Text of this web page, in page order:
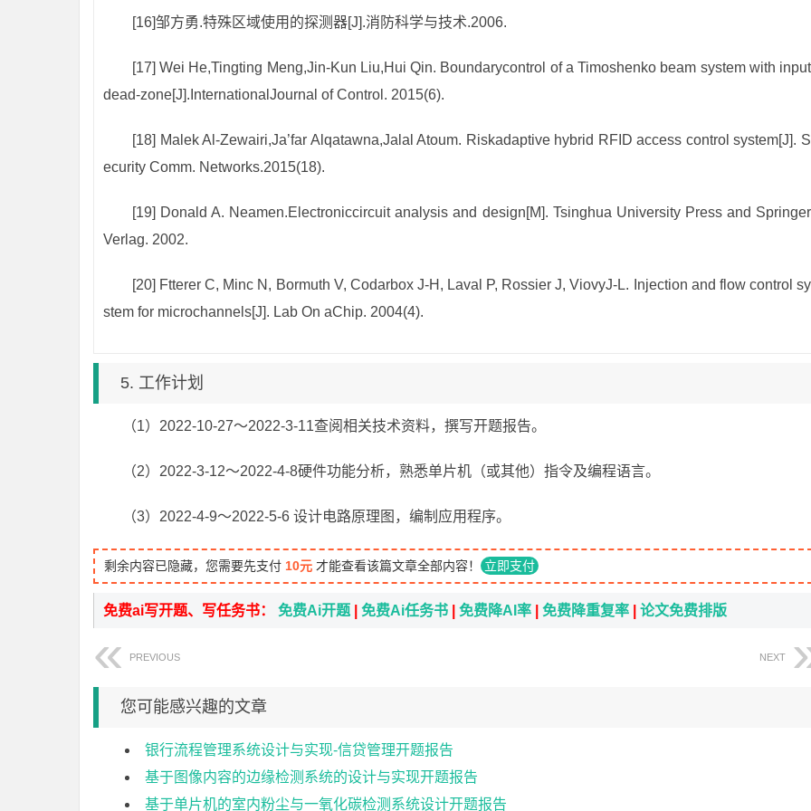
[16]邹方勇.特殊区域使用的探测器[J].消防科学与技术.2006.
[17] Wei He,Tingting Meng,Jin-Kun Liu,Hui Qin. Boundarycontrol of a Timoshenko beam system with input
dead-zone[J].InternationalJournal of Control. 2015(6).
[18] Malek Al‐Zewairi,Ja’far Alqatawna,Jalal Atoum. Riskadaptive hybrid RFID access control system[J]. S
ecurity Comm. Networks.2015(18).
[19] Donald A. Neamen.Electroniccircuit analysis and design[M]. Tsinghua University Press and Springer
Verlag. 2002.
[20] Ftterer C, Minc N, Bormuth V, Codarbox J-H, Laval P, Rossier J, ViovyJ-L.
Injection and flow control sy
stem for microchannels[J]. Lab On aChip. 2004(4).
5. 工作计划
（1）2022-10-27～2022-3-11查阅相关技术资料，撰写开题报告。
（2）2022-3-12～2022-4-8硬件功能分析，熟悉单片机（或其他）指令及编程语言。
（3）2022-4-9～2022-5-6 设计电路原理图，编制应用程序。
剩余内容已隐藏，您需要先支付 10元 才能查看该篇文章全部内容！ 立即支付
免费ai写开题、写任务书： 免费Ai开题 免费Ai任务书 免费降AI率 免费降重复率 论文免费排版
PREVIOUS NEXT
您可能感兴趣的文章
银行流程管理系统设计与实现-信贷管理开题报告
基于图像内容的边缘检测系统的设计与实现开题报告
基于单片机的室内粉尘与一氧化碳检测系统设计开题报告